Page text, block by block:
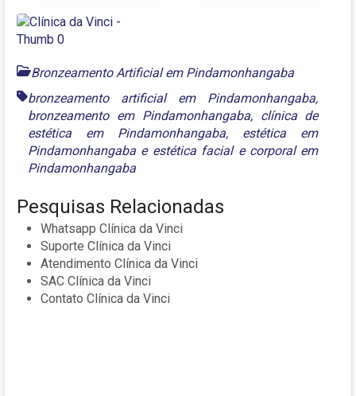
Bronzeamento Artificial em Pindamonhangaba
bronzeamento artificial em Pindamonhangaba,
bronzeamento em Pindamonhangaba, clínica de
estética em Pindamonhangaba, estética em
Pindamonhangaba e estética facial e corporal em
Pindamonhangaba
Pesquisas Relacionadas
Whatsapp Clínica da Vinci
Suporte Clínica da Vinci
Atendimento Clínica da Vinci
SAC Clínica da Vinci
Contato Clínica da Vinci